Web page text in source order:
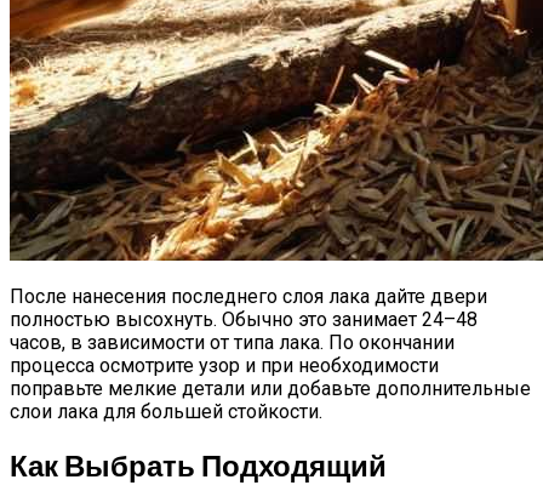
После нанесения последнего слоя лака дайте двери
полностью высохнуть. Обычно это занимает 24–48
часов, в зависимости от типа лака. По окончании
процесса осмотрите узор и при необходимости
поправьте мелкие детали или добавьте дополнительные
слои лака для большей стойкости.
Как Выбрать Подходящий